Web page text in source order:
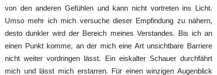
von den anderen Gefühlen und kann nicht vortreten ins Licht.
Umso mehr ich mich versuche dieser Empfindung zu nähern,
desto dunkler wird der Bereich meines Verstandes. Bis ich an
einen Punkt komme, an der mich eine Art unsichtbare Barriere
nicht weiter vordringen lässt. Ein eiskalter Schauer durchfährt
mich und lässt mich erstarren. Für einen winzigen Augenblick